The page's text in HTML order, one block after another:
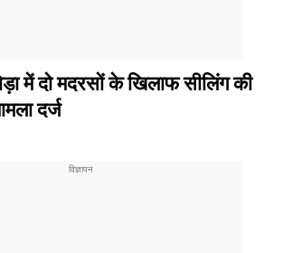
में दो मदरसों के खिलाफ सीलिंग की
दर्ज